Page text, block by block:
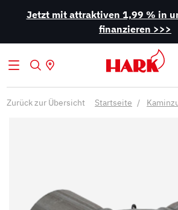
Jetzt mit attraktiven 1,99 % in
finanzieren >>>
Zurück zur Übersicht Startseite